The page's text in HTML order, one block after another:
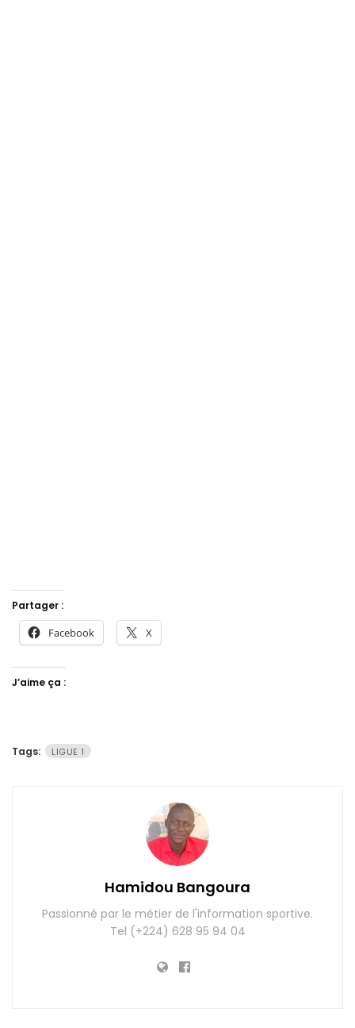
Partager :
Facebook X
J’aime ça :
Tags: LIGUE 1
Hamidou Bangoura
Passionné par le métier de l'information sportive.
Tel (+224) 628 95 94 04